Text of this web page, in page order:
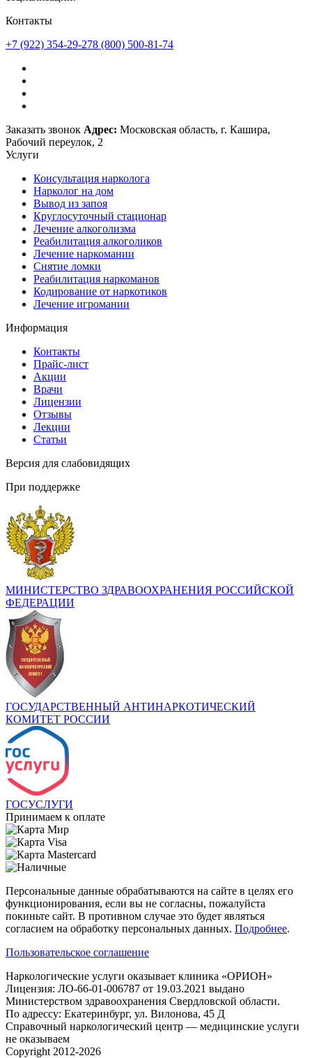
Контакты
+7 (922) 354-29-278 (800) 500-81-74
Заказать звонок Адрес: Московская область, г. Кашира,
Рабочий переулок, 2
Услуги
Консультация нарколога
Нарколог на дом
Вывод из запоя
Круглосуточный стационар
Лечение алкоголизма
Реабилитация алкоголиков
Лечение наркомании
Снятие ломки
Реабилитация наркоманов
Кодирование от наркотиков
Лечение игромании
Информация
Контакты
Прайс-лист
Акции
Врачи
Лицензии
Отзывы
Лекции
Статьи
Версия для слабовидящих
При поддержке
МИНИСТЕРСТВО ЗДРАВООХРАНЕНИЯ РОССИЙСКОЙ
ФЕДЕРАЦИИ
ГОСУДАРСТВЕННЫЙ АНТИНАРКОТИЧЕСКИЙ
КОМИТЕТ РОССИИ
ГОСУСЛУГИ
Принимаем к оплате
Персональные данные обрабатываются на сайте в целях его
функционирования, если вы не согласны, пожалуйста
покиньте сайт. В противном случае это будет являться
согласием на обработку персональных данных. Подробнее.
Пользовательское соглашение
Наркологические услуги оказывает клиника «ОРИОН»
Лицензия: ЛО-66-01-006787 от 19.03.2021 выдано
Министерством здравоохранения Свердловской области.
По адрессу: Екатеринбург, ул. Вилонова, 45 Д
Справочный наркологический центр — медицинские услуги
не оказываем
Copyright 2012-2026